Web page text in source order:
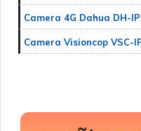
Camera 4G Dahua DH-
Camera Visioncop VSC-